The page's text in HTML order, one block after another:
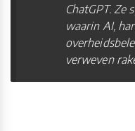
ChatGPT. Ze
waarin AI,
verweven